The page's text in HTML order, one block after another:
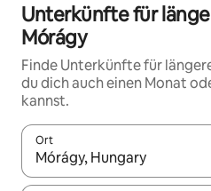
Unterkünfte für
Mórágy
Finde Unterkünfte für
du dich auch einen Monat
kannst.
Ort
Wenn Ergebnisse verfügbar